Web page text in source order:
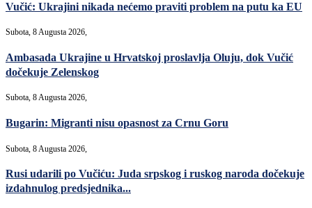
Vučić: Ukrajini nikada nećemo praviti problem na putu ka EU
Subota, 8 Augusta 2026,
Ambasada Ukrajine u Hrvatskoj proslavlja Oluju, dok Vučić
dočekuje Zelenskog
Subota, 8 Augusta 2026,
Bugarin: Migranti nisu opasnost za Crnu Goru
Subota, 8 Augusta 2026,
Rusi udarili po Vučiću: Juda srpskog i ruskog naroda dočekuje
izdahnulog predsjednika...